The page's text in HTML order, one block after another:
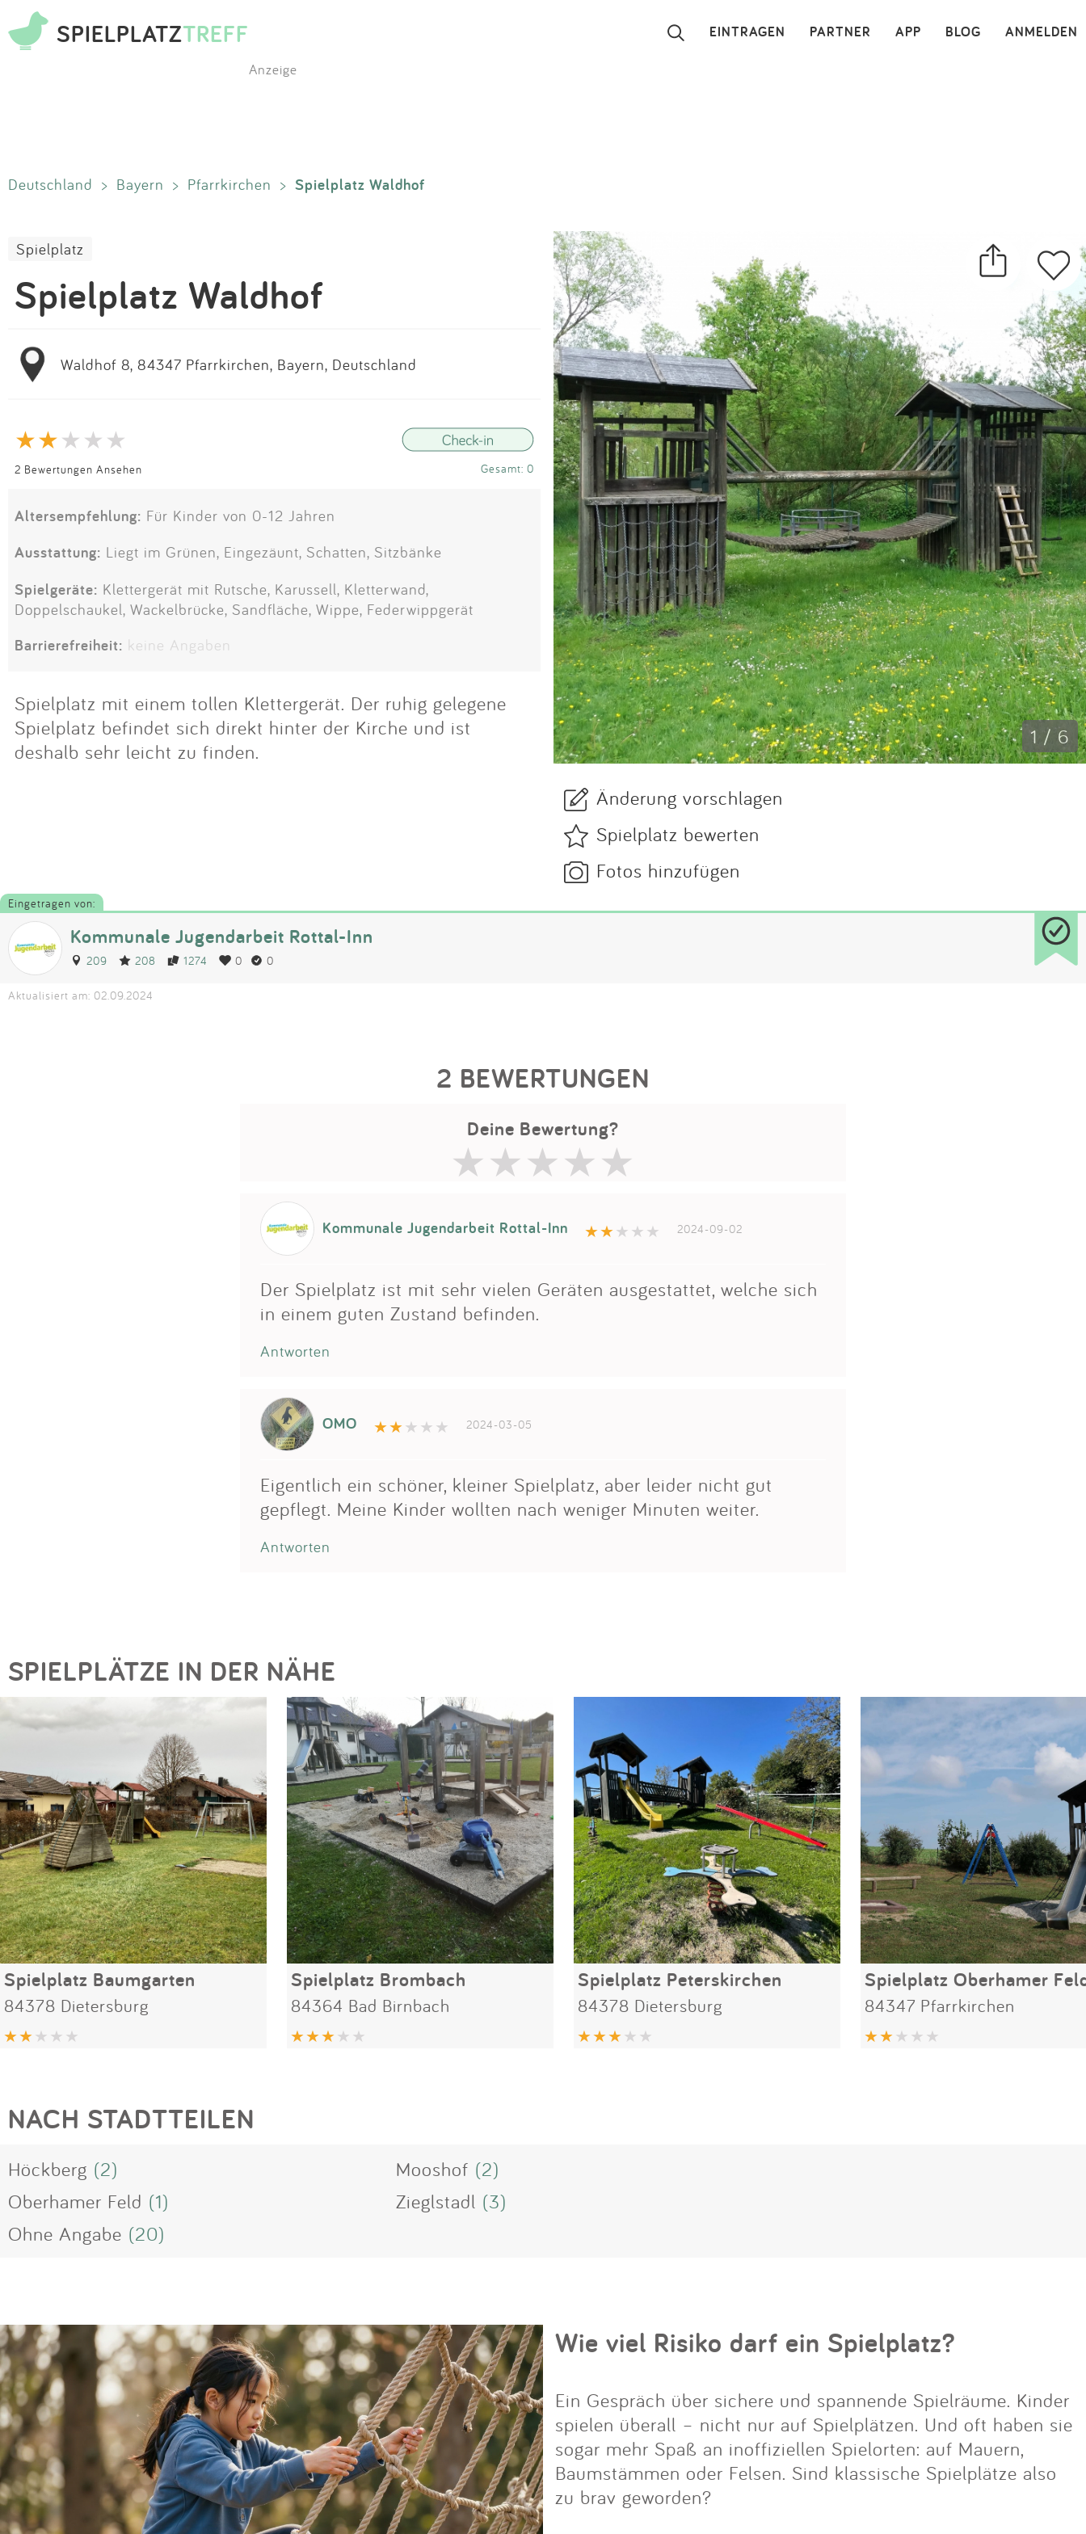
SPIELPLATZTREFF ANMELDEN
BLOG
APP
PARTNER
EINTRAGEN ×
Blog
Partner
Kontakt
Impressum
Anmelden
Anzeige
Deutschland > Bayern > Pfarrkirchen > Spielplatz Waldhof
Spielplatz
Spielplatz Waldhof
Waldhof 8, 84347 Pfarrkirchen, Bayern, Deutschland
2 Bewertungen Ansehen Gesamt: 0
Altersempfehlung: Für Kinder von 0-12 Jahren
Ausstattung: Liegt im Grünen, Eingezäunt, Schatten, Sitzbänke
Spielgeräte: Klettergerät mit Rutsche, Karussell, Kletterwand,
Doppelschaukel, Wackelbrücke, Sandfläche, Wippe, Federwippgerät
Barrierefreiheit: keine Angaben
Spielplatz mit einem tollen Klettergerät. Der ruhig gelegene
Spielplatz befindet sich direkt hinter der Kirche und ist
deshalb sehr leicht zu finden.
1 / 6
Änderung vorschlagen
Spielplatz bewerten
Fotos hinzufügen
Eingetragen von:
Kommunale Jugendarbeit Rottal-Inn
209 208 1274 0 0
Aktualisiert am: 02.09.2024
2 BEWERTUNGEN
Deine Bewertung?
Kommunale Jugendarbeit Rottal-Inn 2024-09-02
Der Spielplatz ist mit sehr vielen Geräten ausgestattet, welche sich
in einem guten Zustand befinden.
Antworten
OMO 2024-03-05
Eigentlich ein schöner, kleiner Spielplatz, aber leider nicht gut
gepflegt. Meine Kinder wollten nach weniger Minuten weiter.
Antworten
SPIELPLÄTZE IN DER NÄHE
Spielplatz Baumgarten
84378 Dietersburg
Spielplatz Brombach
84364 Bad Birnbach
Spielplatz Peterskirchen
84378 Dietersburg
Spielplatz Oberhamer
84347 Pfarrkirchen
NACH STADTTEILEN
Höckberg (2) Mooshof (2)
Oberhamer Feld (1) Zieglstadl (3)
Ohne Angabe (20)
Wie viel Risiko darf ein Spielplatz?
Ein Gespräch über sichere und spannende Spielräume. Kinder
spielen überall – nicht nur auf Spielplätzen. Und oft haben sie
sogar mehr Spaß an inoffiziellen Spielorten: auf Mauern,
Baumstämmen oder Felsen. Sind klassische Spielplätze also
zu brav geworden?